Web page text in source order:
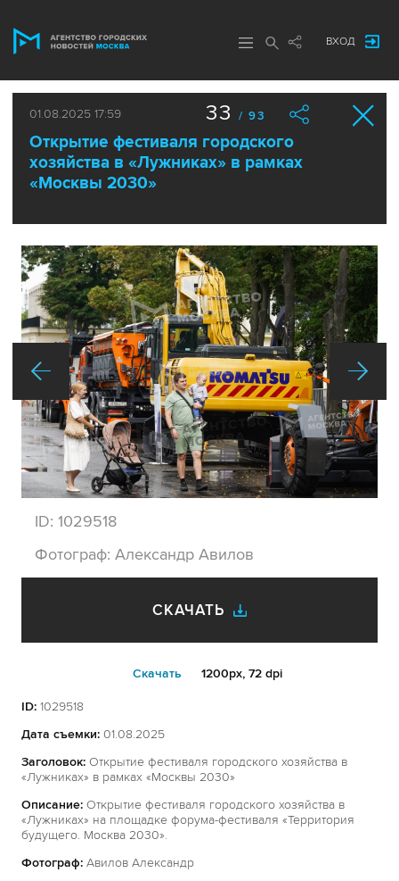
ВХОД
01.08.2025 17:59
Открытие фестиваля городского
хозяйства в «Лужниках» в рамках
«Москвы 2030»
33 / 93
ID: 1029518
Фотограф: Александр Авилов
СКАЧАТЬ
Cкачать 1200px, 72 dpi
ID: 1029518
Дата съемки: 01.08.2025
Заголовок: Открытие фестиваля городского хозяйства в
«Лужниках» в рамках «Москвы 2030»
Описание: Открытие фестиваля городского хозяйства в
«Лужниках» на площадке форума-фестиваля «Территория
будущего. Москва 2030».
Фотограф: Авилов Александр